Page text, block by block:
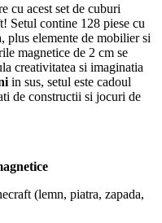
cu acest set de cuburi
Setul contine 128 piese cu
plus elemente de mobilier si
magnetice de 2 cm se
creativitatea si imaginatia
in sus, setul este cadoul
de constructii si jocuri de
(lemn, piatra, zapada,